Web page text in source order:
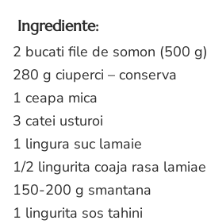
Ingrediente:
2 bucati file de somon (500 g)
280 g ciuperci – conserva
1 ceapa mica
3 catei usturoi
1 lingura suc lamaie
1/2 lingurita coaja rasa lamiae
150-200 g smantana
1 lingurita sos tahini